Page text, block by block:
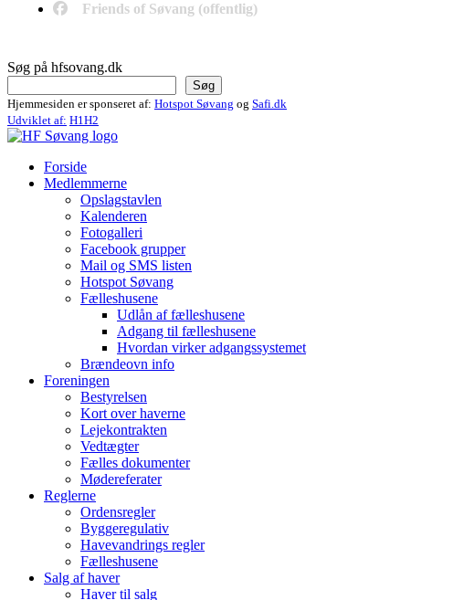
Friends of Søvang (offentlig)
Søg på hfsovang.dk
Søg
Hjemmesiden er sponseret af: Hotspot Søvang og Safi.dk
Udviklet af: H1H2
Forside
Medlemmerne
Opslagstavlen
Kalenderen
Fotogalleri
Facebook grupper
Mail og SMS listen
Hotspot Søvang
Fælleshusene
Udlån af fælleshusene
Adgang til fælleshusene
Hvordan virker adgangssystemet
Brændeovn info
Foreningen
Bestyrelsen
Kort over haverne
Lejekontrakten
Vedtægter
Fælles dokumenter
Mødereferater
Reglerne
Ordensregler
Byggeregulativ
Havevandrings regler
Fælleshusene
Salg af haver
Haver til salg